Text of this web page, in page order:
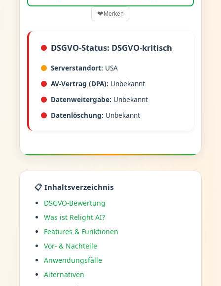
❤Merken
DSGVO-Status: DSGVO-kritisch
Serverstandort: USA
AV-Vertrag (DPA): Unbekannt
Datenweitergabe: Unbekannt
Datenlöschung: Unbekannt
📋 Inhaltsverzeichnis
DSGVO-Bewertung
Was ist Relight AI?
Features & Funktionen
Vor- & Nachteile
Anwendungsfälle
Alternativen